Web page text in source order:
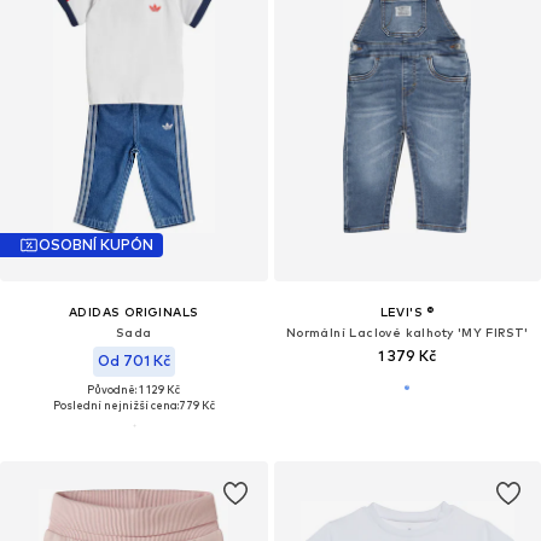
OSOBNÍ KUPÓN
ADIDAS ORIGINALS
Sada
Od 701 Kč
Původně: 1 129 Kč
Poslední nejnižší cena:779 Kč
LEVI'S ®
Normální Laclové kalhoty 'MY FIRST'
1 379 Kč